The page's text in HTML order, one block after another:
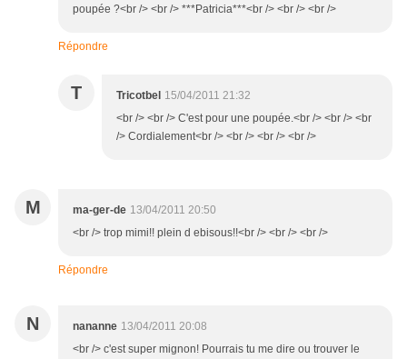
poupée ?<br /> <br /> ***Patricia***<br /> <br /> <br />
Répondre
T Tricotbel 15/04/2011 21:32
<br /> <br /> C'est pour une poupée.<br /> <br /> <br
/> Cordialement<br /> <br /> <br /> <br />
M ma-ger-de 13/04/2011 20:50
<br /> trop mimi!! plein d ebisous!!<br /> <br /> <br />
Répondre
N nananne 13/04/2011 20:08
<br /> c'est super mignon! Pourrais tu me dire ou trouver le